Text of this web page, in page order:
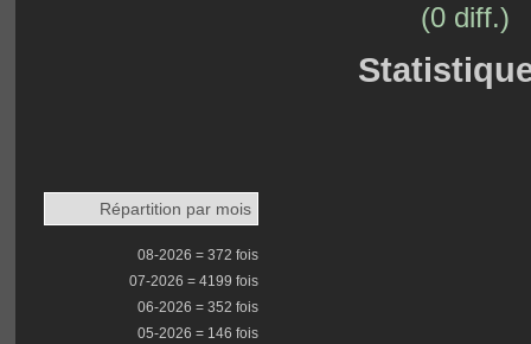
(0 diff.)
Répartition par mois
08-2026 = 372 fois
07-2026 = 4199 fois
06-2026 = 352 fois
05-2026 = 146 fois